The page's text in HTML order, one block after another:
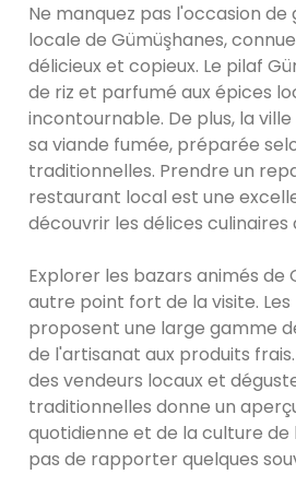
Ne manquez pas l'occasion de
locale de Gümüşhanes,
délicieux et copieux. Le pilaf
de riz et parfumé aux épices
incontournable. De plus, la
sa viande fumée, préparée
traditionnelles. Prendre un
restaurant local est une
découvrir les délices culinaires
Explorer les bazars animés de
autre point fort de la visite.
proposent une large gamme
de l'artisanat aux produits
des vendeurs locaux et
traditionnelles donne un
quotidienne et de la culture de
pas de rapporter quelques